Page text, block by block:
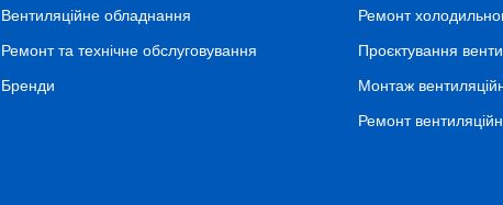
Вентиляційне обладнання
Ремонт та технічне обслуговування
Бренди
Ремонт
Проєктування
Монтаж
Ремонт